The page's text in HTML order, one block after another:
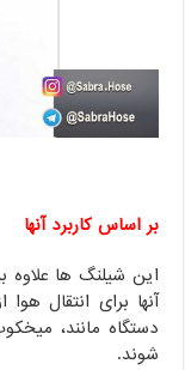
بر اساس کاربرد آنها
این شیلنگ ها علاوه
آنها برای انتقال
دستگاه مانند،
شوند.